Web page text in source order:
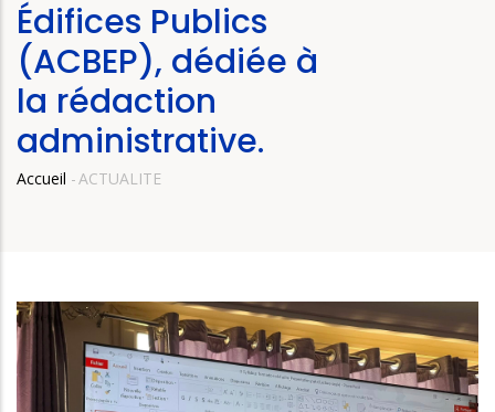
Édifices Publics
(ACBEP), dédiée à
la rédaction
administrative.
Fil
Accueil -ACTUALITE